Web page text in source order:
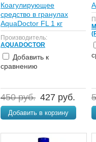
Коагулирующее
средство в гранулах
AquaDoctor FL 1 кг
Производитель:
AQUADOCTOR
Добавить к
сравнению
450 руб. 427 руб.
Добавить в корзину